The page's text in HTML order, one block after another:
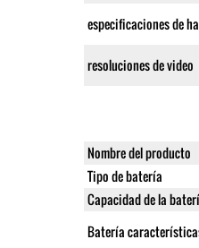
especificaciones de
resoluciones de video
Nombre del producto
Tipo de batería
Capacidad de la
Batería